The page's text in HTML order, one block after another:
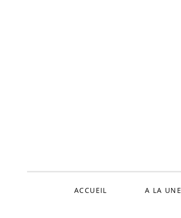
ACCUEIL A LA UNE